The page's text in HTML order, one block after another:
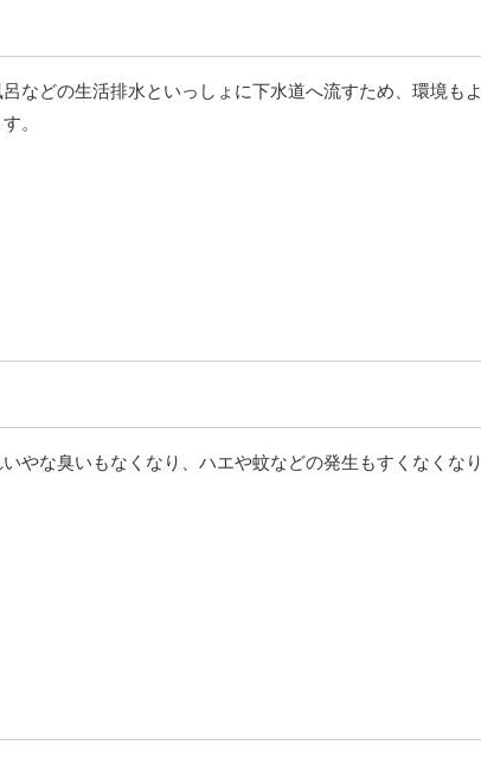
などの生活排水といっしょに下水道へ流すため、環境もよ
。
やな臭いもなくなり、ハエや蚊などの発生もすくなくなり